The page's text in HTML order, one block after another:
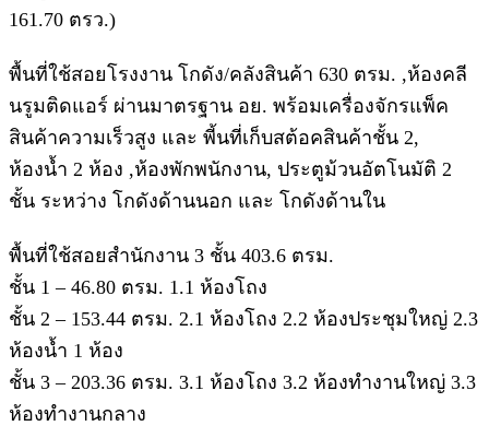
161.70 ตรว.)
พื้นที่ใช้สอยโรงงาน โกดัง/คลังสินค้า 630 ตรม. ,ห้องคลี
นรูมติดแอร์ ผ่านมาตรฐาน อย. พร้อมเครื่องจักรแพ็ค
สินค้าความเร็วสูง และ พี้นที่เก็บสต้อคสินค้าชั้น 2,
ห้องน้ำ 2 ห้อง ,ห้องพักพนักงาน, ประตูม้วนอัตโนมัติ 2
ชั้น ระหว่าง โกดังด้านนอก และ โกดังด้านใน
พื้นที่ใช้สอยสำนักงาน 3 ชั้น 403.6 ตรม.
ชั้น 1 – 46.80 ตรม. 1.1 ห้องโถง
ชั้น 2 – 153.44 ตรม. 2.1 ห้องโถง 2.2 ห้องประชุมใหญ่ 2.3
ห้องน้ำ 1 ห้อง
ชั้น 3 – 203.36 ตรม. 3.1 ห้องโถง 3.2 ห้องทำงานใหญ่ 3.3
ห้องทำงานกลาง